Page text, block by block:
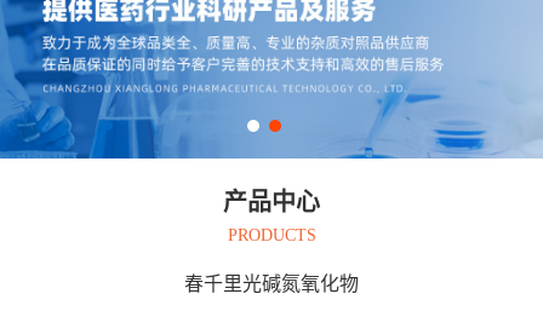
产品中心
PRODUCTS
春千里光碱氮氧化物